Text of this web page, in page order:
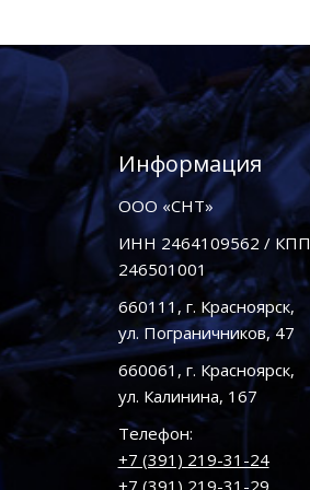
Информация
ООО «СНТ»
ИНН 2464109562 / КПП
246501001
660111, г. Красноярск,
ул. Пограничников, 47
660061, г. Красноярск,
ул. Калинина, 167
Телефон:
+7 (391) 219-31-24
+7 (391) 219-31-29